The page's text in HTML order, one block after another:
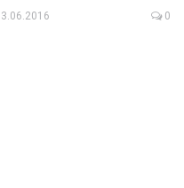
0